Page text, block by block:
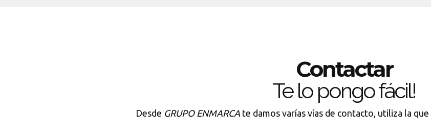
Contactar
Te lo pongo fácil!
Desde GRUPO ENMARCAte damos varías vías de contacto, utiliza la